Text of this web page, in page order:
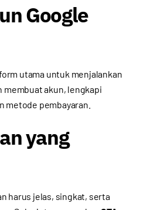
Google
utama untuk menjalankan
membuat akun, lengkapi
metode pembayaran.
yang
harus jelas, singkat, serta